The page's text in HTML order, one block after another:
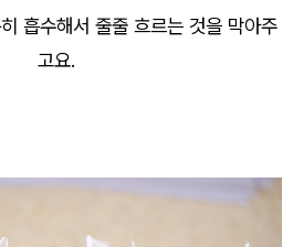
흡수해서 줄줄 흐르는 것을 막아주
고요.